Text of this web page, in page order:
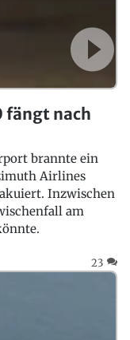
fängt nach
brannte ein
Airlines
Inzwischen
am
23